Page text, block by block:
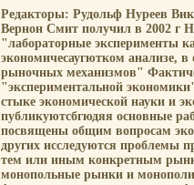
Редакторы: Рудольф Нуреев
Вернон Смит получил в 2002 г
"лабораторные эксперименты
экономичесаугютком анализе, в
рыночных механизмов"
"экспериментальной
стыке экономической науки и
публикуютсбгюдяя основные
посвящены общим вопросам
других исследуются проблемы
тем или иным конкретным
монопольные рынки и